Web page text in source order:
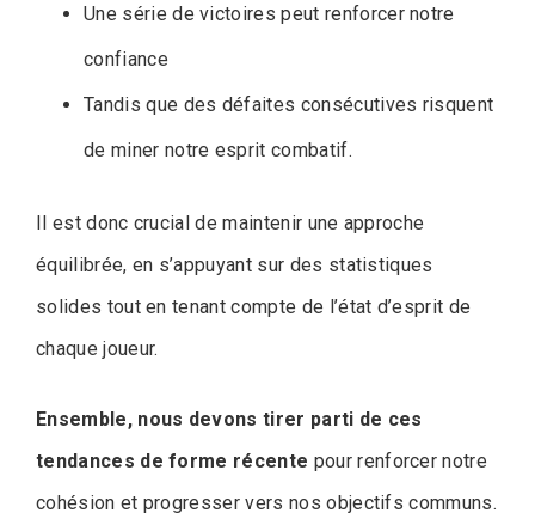
Une série de victoires peut renforcer notre
confiance
Tandis que des défaites consécutives risquent
de miner notre esprit combatif.
Il est donc crucial de maintenir une approche
équilibrée, en s’appuyant sur des statistiques
solides tout en tenant compte de l’état d’esprit de
chaque joueur.
Ensemble, nous devons tirer parti de ces
tendances de forme récente pour renforcer notre
cohésion et progresser vers nos objectifs communs.